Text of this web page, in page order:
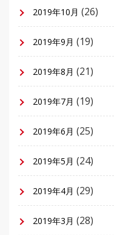
2019年10月 (26)
2019年9月 (19)
2019年8月 (21)
2019年7月 (19)
2019年6月 (25)
2019年5月 (24)
2019年4月 (29)
2019年3月 (28)